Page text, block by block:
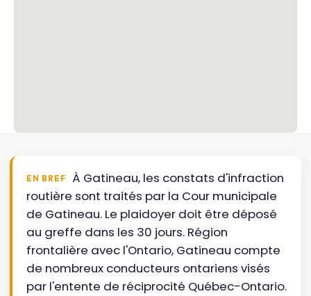
EN BREF
À Gatineau, les constats d'infraction
routière sont traités par la Cour municipale
de Gatineau. Le plaidoyer doit être déposé
au greffe dans les 30 jours. Région
frontalière avec l'Ontario, Gatineau compte
de nombreux conducteurs ontariens visés
par l'entente de réciprocité Québec-Ontario.